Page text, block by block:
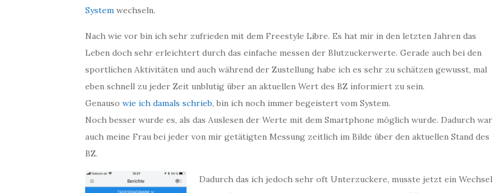
System wechseln.
Nach wie vor bin ich sehr zufrieden mit dem Freestyle Libre. Es hat mir in den letzten Jahren das
Leben doch sehr erleichtert durch das einfache messen der Blutzuckerwerte. Gerade auch bei den
sportlichen Aktivitäten und auch während der Zustellung habe ich es sehr zu schätzen gewusst, mal
eben schnell zu jeder Zeit unblutig über an aktuellen Wert des BZ informiert zu sein.
Genauso wie ich damals schrieb, bin ich noch immer begeistert vom System.
Noch besser wurde es, als das Auslesen der Werte mit dem Smartphone möglich wurde. Dadurch war
auch meine Frau bei jeder von mir getätigten Messung zeitlich im Bilde über den aktuellen Stand des
BZ.
Dadurch das ich jedoch sehr oft Unterzuckere, musste jetzt ein Wechsel